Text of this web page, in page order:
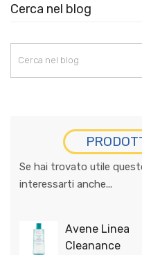
Cerca nel blog
Se hai trovato utile
interessarti anche...
Avene Linea
Cleanance